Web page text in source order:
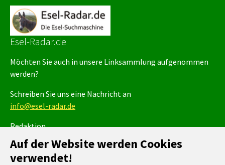
Auf der Website werden Cookies
verwendet!
Esel-Radar.de
Möchten Sie auch in unsere Linksammlung aufgenommen
werden?
Schreiben Sie uns eine Nachricht an
info@esel-radar.de
Redaktion
CMO - Bild und Text
Michaela-Rosa v. Oppel
info@creativeworld.de